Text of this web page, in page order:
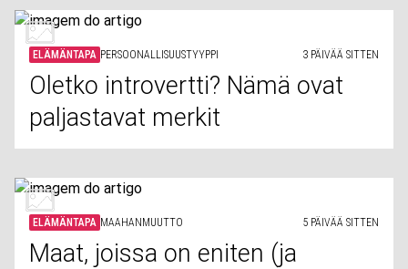
ELÄMÄNTAPA PERSOONALLISUUSTYYPPI 3 PÄIVÄÄ SITTEN
Oletko introvertti? Nämä ovat
paljastavat merkit
ELÄMÄNTAPA MAAHANMUUTTO 5 PÄIVÄÄ SITTEN
Maat, joissa on eniten (ja